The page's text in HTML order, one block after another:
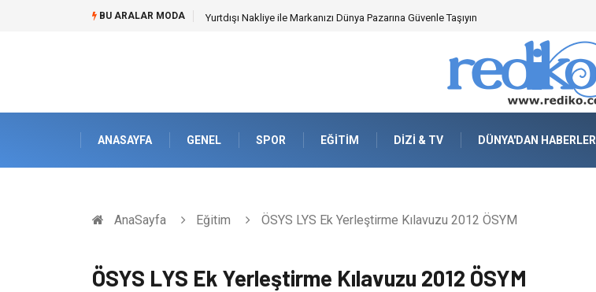
BU ARALAR MODA Yurtdışı Nakliye ile Markanızı Dünya Pazarına Güvenle Taşıyın
ANASAYFA GENEL SPOR EĞITIM DIZI & TV DÜNYA'DAN HABERLER
AnaSayfa Eğitim ÖSYS LYS Ek Yerleştirme Kılavuzu 2012 ÖSYM
ÖSYS LYS Ek Yerleştirme Kılavuzu 2012 ÖSYM